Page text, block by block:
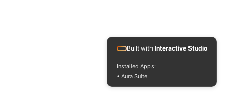
Built with Interactive Studio
Installed Apps:
• Aura Suite